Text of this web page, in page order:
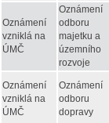
Oznámení
vzniklá na
ÚMČ
Oznámení
odboru
majetku a
územního
rozvoje
Oznámení
vzniklá na
ÚMČ
Oznámení
odboru
dopravy